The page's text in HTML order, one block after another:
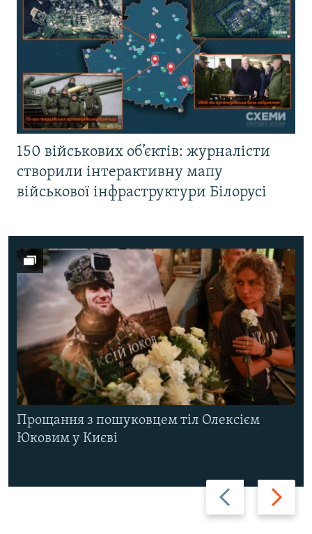
150 військових об’єктів: журналісти
створили інтерактивну мапу
військової інфраструктури Білорусі
Назад Вперед
Прощання з пошуковцем тіл Олексієм
Юковим у Києві